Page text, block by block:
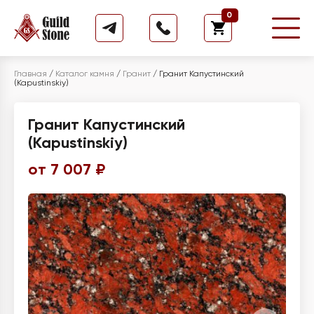
0
Главная / Каталог камня / Гранит / Гранит Капустинский
(Kapustinskiy)
Гранит Капустинский
(Kapustinskiy)
от 7 007 ₽